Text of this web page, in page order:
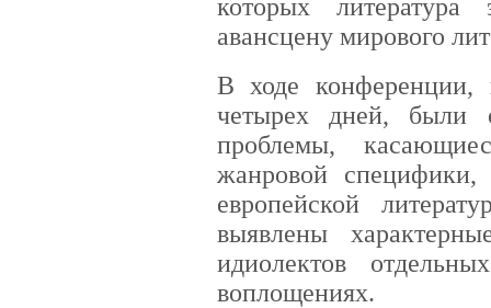
которых
авансцену мирового
В ходе конференции,
четырех дней, были
проблемы,
жанровой специфики,
европейской
выявлены
идиолектов
воплощениях.